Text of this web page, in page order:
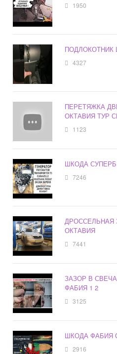
1950
ПОДЛОКОТНИК
4327
ПЕРЕТЯЖКА
ОКТАВИЯ ТУР
1123
ШКОДА
7246
ДРОССЕЛЬНАЯ
ОКТАВИЯ
7441
ЗАЗОР В
ФАБИЯ 1 2
3125
ШКОДА ФАБИЯ
2916